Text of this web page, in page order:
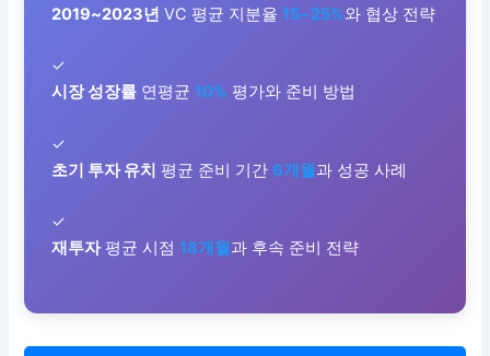
2019~2023년 VC 평균 지분율 15~25%와 협상 전략
✓
시장 성장률 연평균 10% 평가와 준비 방법
✓
초기 투자 유치 평균 준비 기간 6개월 과 성공 사례
✓
재투자평균 시점 18개월 과 후속 준비 전략